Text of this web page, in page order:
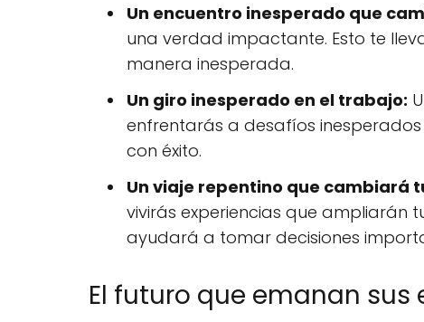
Un encuentro inesperado que
una verdad impactante. Esto te
manera inesperada.
Un giro inesperado en el trabajo:
enfrentarás a desafíos
con éxito.
Un viaje repentino que cambiará
vivirás experiencias que ampliarán
ayudará a tomar decisiones
El futuro que emanan sus